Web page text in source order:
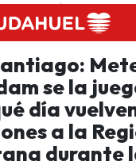
se la
día
a la
durante